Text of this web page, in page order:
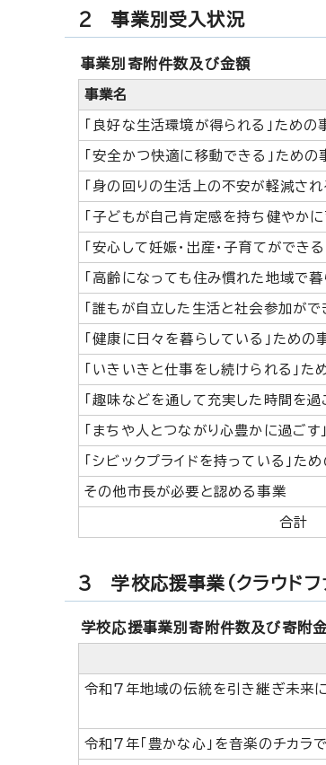
2 事業別受入状況
事業別寄附件数及び金額
事業名
「良好な生活環境が得られる」ための
「安全かつ快適に移動できる」ための
「身の回りの生活上の不安が軽減され
「子どもが自己肯定感を持ち健やか
「安心して妊娠・出産・子育てができ
「高齢になっても住み慣れた地域で
「誰もが自立した生活と社会参加がで
「健康に日々を暮らしている」ための
「いきいきと仕事をし続けられる」た
「趣味などを通して充実した時間を過
「まちや人とつながり心豊かに過ごす
「シビックプライドを持っている」た
その他市長が必要と認める事業
合計
3 学校応援事業（クラウドフ
学校応援事業別寄附件数及び寄附
令和7年地域の伝統を引き継ぎ未来
令和7年「豊かな心」を音楽のチカラ